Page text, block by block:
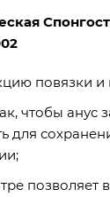
повязки и
чтобы анус
для
позволяет